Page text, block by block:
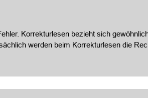
Korrekturlesen bezieht sich
werden beim Korrekturlesen die